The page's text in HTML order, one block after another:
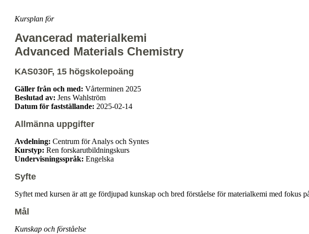
Kursplan för
Avancerad materialkemi
Advanced Materials Chemistry
KAS030F, 15 högskolepoäng
Gäller från och med: Vårterminen 2025
Beslutad av: Jens Wahlström
Datum för fastställande: 2025-02-14
Allmänna uppgifter
Avdelning: Centrum för Analys och Syntes
Kurstyp: Ren forskarutbildningskurs
Undervisningsspråk: Engelska
Syfte
Syftet med kursen är att ge fördjupad kunskap och bred förståelse för materialkemi med fokus
Mål
Kunskap och förståelse